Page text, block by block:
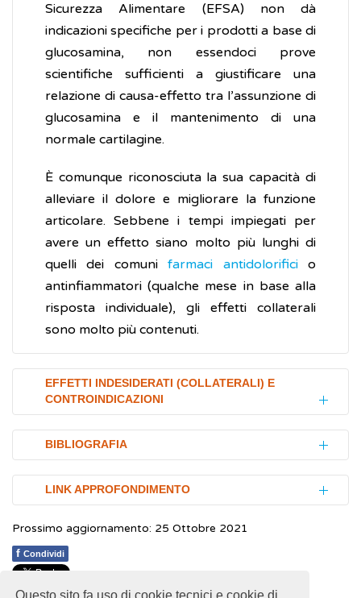
Questo sito fa uso di cookie tecnici e cookie di
Sicurezza Alimentare (EFSA) non dà
indicazioni specifiche per i prodotti a base di
glucosamina, non essendoci prove
scientifiche sufficienti a giustificare una
relazione di causa-effetto tra l’assunzione di
glucosamina e il mantenimento di una
normale cartilagine.
È comunque riconosciuta la sua capacità di
alleviare il dolore e migliorare la funzione
articolare. Sebbene i tempi impiegati per
avere un effetto siano molto più lunghi di
quelli dei comunifarmaci antidolorificio
antinfiammatori (qualche mese in base alla
risposta individuale), gli effetti collaterali
sono molto più contenuti.
EFFETTI INDESIDERATI (COLLATERALI) E
CONTROINDICAZIONI
Se presa nelle quantità raccomandate, la
glucosamina solfato è ben tollerata.
Gli effetti indesiderati (effetti collaterali)
riportati sono molto rari, tuttavia, l'uso orale
di glucosamina solfato può causare nausea,
bruciore di stomaco,
sonnolenza, reazioni cutanee, mal di testa
BIBLIOGRAFIA
EFSA Panel on Dietetic Products, Nutrition
and Allergies (NDA).Scientific Opinion on
the substantiation of a health claim related
to glucosamine and maintenance of normal
joint cartilage pursuant to Article 13(5) of
LINK APPROFONDIMENTO
Mayo Clinic.Glucosamine(Inglese)
National Institutes of Health (NIH). National
Center for Complementary and Integrative
Prossimo aggiornamento: 25 Ottobre 2021
f Condividi